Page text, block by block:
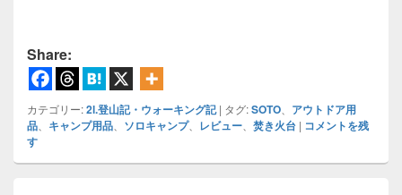
み
中…
Share:
カテゴリー:2l.登山記・ウォーキング記 | タグ:SOTO
アウトドア用
品
キャンプ用品 ソロキャンプ、 レビュー 焚き火台 | コメントを残
す